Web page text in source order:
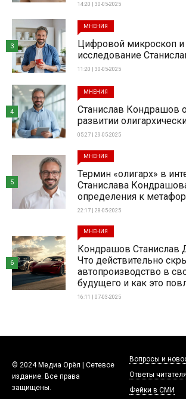
14:20 | 30-05-2025
МНЕНИЯ
Цифровой микроскоп и
исследование
11:20 | 30-05-2025
3
МНЕНИЯ
Станислав Кондрашов
развитии
05:27 | 29-05-2025
4
МНЕНИЯ
Термин «олигарх» в
Станислава
определения к
22:17 | 28-05-2025
5
МНЕНИЯ
Кондрашов Станислав
Что действительно
автопроизводство в
будущего и как это
16:11 | 07-03-2025
6
© 2024 Медиа Орёл | Сетевое
издание. Все права
защищены.
Вопросы и
Ответы
Фейки в СМИ